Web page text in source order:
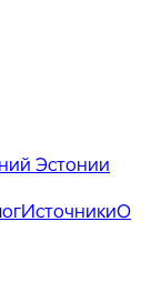
Эстонии
ИсточникиО